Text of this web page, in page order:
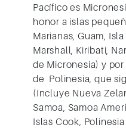
Pacífico es
honor a islas
Marianas, Guam,
Marshall, Kiribati,
de Micronesia) y
de Polinesia, que
(Incluye Nueva
Samoa, Samoa
Islas Cook,